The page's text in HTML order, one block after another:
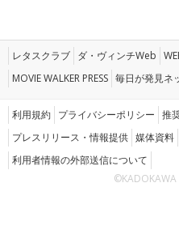
レタスクラブ ダ・ヴィンチWeb
MOVIE WALKER PRESS 毎日が発見ネ
利用規約 プライバシーポリシー 推
プレスリリース・情報提供 媒体資料
利用者情報の外部送信について
©KADOKAWA